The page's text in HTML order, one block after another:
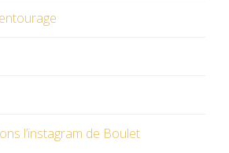
l’instagram de Boulet